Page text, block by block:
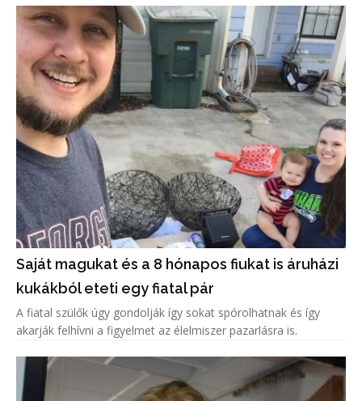
Saját magukat és a 8 hónapos fiukat is áruházi
kukákból eteti egy fiatal pár
A fiatal szülők úgy gondolják így sokat spórolhatnak és így
akarják felhívni a figyelmet az élelmiszer pazarlásra is.